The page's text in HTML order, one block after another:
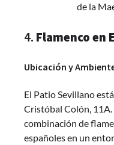
de la
4. Flamenco en
Ubicación y
El Patio Sevillano
Cristóbal Colón,
combinación de
españoles en un